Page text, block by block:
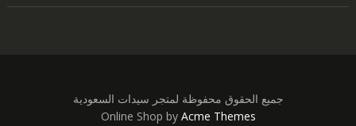
جميع الحقوق محفوظة لمتجر سيدات السعودية
Online Shop by Acme Themes